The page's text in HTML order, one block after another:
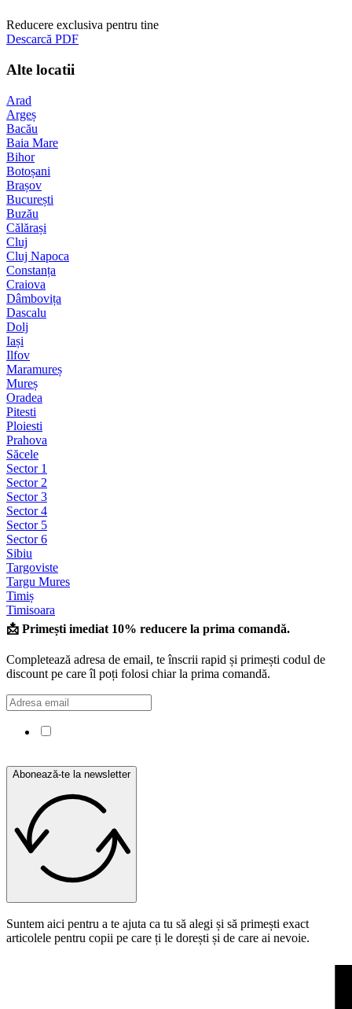
Reducere exclusiva pentru tine
Descarcă PDF
Alte locatii
Arad
Argeș
Bacău
Baia Mare
Bihor
Botoșani
Brașov
București
Buzău
Călărași
Cluj
Cluj Napoca
Constanța
Craiova
Dâmbovița
Dascalu
Dolj
Iași
Ilfov
Maramureș
Mureș
Oradea
Pitesti
Ploiesti
Prahova
Săcele
Sector 1
Sector 2
Sector 3
Sector 4
Sector 5
Sector 6
Sibiu
Targoviste
Targu Mures
Timiș
Timisoara
📩 Primești imediat 10% reducere la prima comandă.
Completează adresa de email, te înscrii rapid și primești codul de
discount pe care îl poți folosi chiar la prima comandă.
Abonează-te la newsletter
Suntem aici pentru a te ajuta ca tu să alegi și să primești exact
articolele pentru copii pe care ți le dorești și de care ai nevoie.